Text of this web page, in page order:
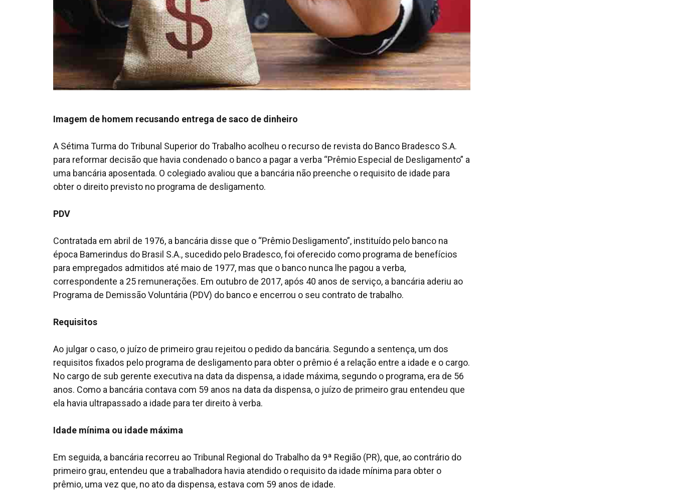
Imagem de homem recusando entrega de saco de dinheiro
A Sétima Turma do Tribunal Superior do Trabalho acolheu o recurso de revista do Banco Bradesco S.A.
para reformar decisão que havia condenado o banco a pagar a verba “Prêmio Especial de Desligamento” a
uma bancária aposentada. O colegiado avaliou que a bancária não preenche o requisito de idade para
obter o direito previsto no programa de desligamento.
PDV
Contratada em abril de 1976, a bancária disse que o “Prêmio Desligamento”, instituído pelo banco na
época Bamerindus do Brasil S.A., sucedido pelo Bradesco, foi oferecido como programa de benefícios
para empregados admitidos até maio de 1977, mas que o banco nunca lhe pagou a verba,
correspondente a 25 remunerações. Em outubro de 2017, após 40 anos de serviço, a bancária aderiu ao
Programa de Demissão Voluntária (PDV) do banco e encerrou o seu contrato de trabalho.
Requisitos
Ao julgar o caso, o juízo de primeiro grau rejeitou o pedido da bancária. Segundo a sentença, um dos
requisitos fixados pelo programa de desligamento para obter o prêmio é a relação entre a idade e o cargo.
No cargo de sub gerente executiva na data da dispensa, a idade máxima, segundo o programa, era de 56
anos. Como a bancária contava com 59 anos na data da dispensa, o juízo de primeiro grau entendeu que
ela havia ultrapassado a idade para ter direito à verba.
Idade mínima ou idade máxima
Em seguida, a bancária recorreu ao Tribunal Regional do Trabalho da 9ª Região (PR), que, ao contrário do
primeiro grau, entendeu que a trabalhadora havia atendido o requisito da idade mínima para obter o
prêmio, uma vez que, no ato da dispensa, estava com 59 anos de idade.